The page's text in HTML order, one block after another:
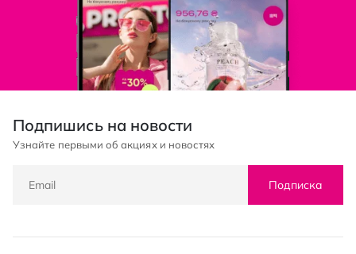
Подпишись на новости
Узнайте первыми об акциях и новостях
Подписка